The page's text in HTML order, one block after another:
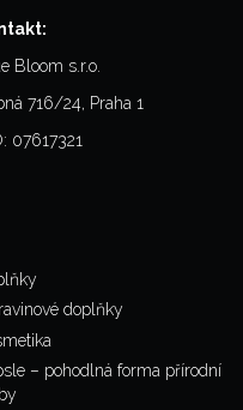
Bloom s.r.o.
716/24, Praha 1
07617321
doplňky
– pohodlná forma přírodní